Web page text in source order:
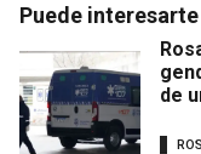
Puede interesarte
de